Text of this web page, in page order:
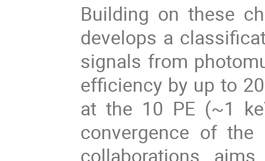
Building on these
develops a
signals from
efficiency by up to
at the 10 PE (~1
convergence of the
collaborations,